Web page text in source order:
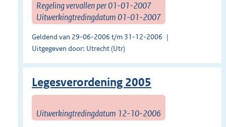
Regeling vervallen per 01-01-2007
Uitwerkingtredingdatum 01-01-2007
Geldend van 29-06-2006 t/m 31-12-2006
Uitgegeven door: Utrecht (Utr)
Legesverordening 2005
Uitwerkingtredingdatum 12-10-2006